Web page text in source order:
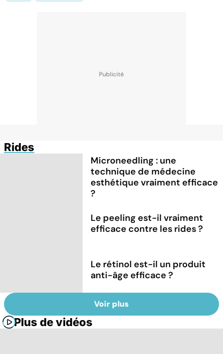
Rides
Microneedling : une
technique de médecine
esthétique vraiment efficace
?
Le peeling est-il vraiment
efficace contre les rides ?
Le rétinol est-il un produit
anti-âge efficace ?
Voir plus
Plus de vidéos